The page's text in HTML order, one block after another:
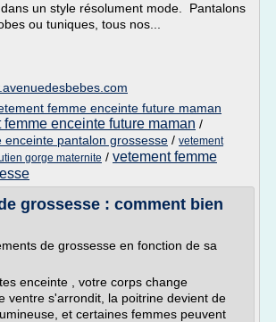
un style résolument mode. Pantalons
ou tuniques, tous nos...
femme enceinte future maman
femme enceinte future maman /
enceinte pantalon grossesse / vetement
gorge maternite / vetement femme
grossesse : comment bien
de grossesse en fonction de sa
enceinte , votre corps change
ventre s'arrondit, la poitrine devient de
et certaines femmes peuvent